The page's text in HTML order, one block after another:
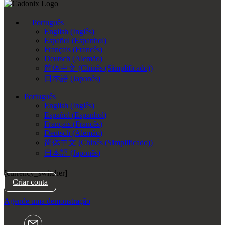
Português
English (Inglês)
Español (Espanhol)
Français (Francês)
Deutsch (Alemão)
简体中文 (Chinês (Simplificado))
日本語 (Japonês)
Português
English (Inglês)
Español (Espanhol)
Français (Francês)
Deutsch (Alemão)
简体中文 (Chinês (Simplificado))
日本語 (Japonês)
[currency_switcher]
Criar conta
Agende uma demonstração